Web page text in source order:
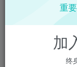
重
加
终